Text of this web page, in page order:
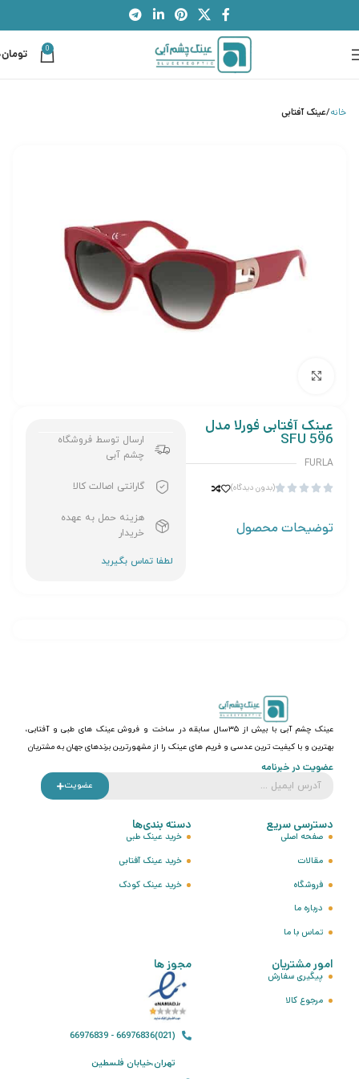
0 تومان
خانه عینک آفتابی
عینک آفتابی فورلا مدل
SFU 596
FURLA




(بدون دیدگاه)
توضیحات محصول
ارسال توسط فروشگاه
چشم آبی
گارانتی اصالت کالا
هزینه حمل به عهده
خریدار
عینک چشم آبی با بیش از ۳۵سال سابقه در ساخت و فروش عینک های طبی و آفتابی،
بهترین و با کیفیت ترین عدسی و فریم های عینک را از مشهورترین برندهای جهان به مشتریان
عضویت در خبرنامه
عضویت
دسترسی سریع
صفحه اصلی
مقالات
فروشگاه
درباره ما
تماس با ما
دسته بندی‌ها
خرید عینک طبی
خرید عینک آفتابی
خرید عینک کودک
امور مشتریان
پیگیری سفارش
مرجوع کالا
مجوز ها
(021)66976836 - 66976839
تهران،خیابان فلسطین